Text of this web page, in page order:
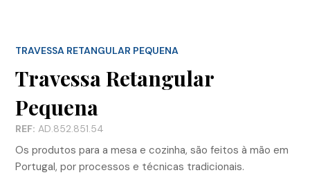
TRAVESSA RETANGULAR PEQUENA
Travessa Retangular
Pequena
REF: AD.852.851.54
Os produtos para a mesa e cozinha, são feitos à mão em
Portugal, por processos e técnicas tradicionais.